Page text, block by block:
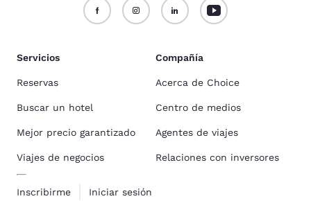
Servicios
Reservas
Buscar un hotel
Mejor precio garantizado
Viajes de negocios
Inscribirme Iniciar sesión
Compañía
Acerca de Choice
Centro de medios
Agentes de viajes
Relaciones con inversores